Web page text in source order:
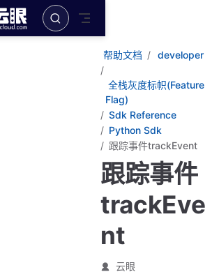
帮助文档 developer
全栈灰度标帜(Feature
Flag)
Sdk Reference
Python Sdk
跟踪事件trackEvent
跟踪事件
trackEve
nt
云眼